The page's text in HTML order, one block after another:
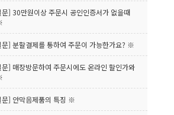
] 30만원이상 주문시 공인인증서가 없을때
] 분할결제를 통하여 주문이 가능한가요? ※
] 매장방문하여 주문시에도 온라인 할인가와
] 안막음제품의 특징 ※